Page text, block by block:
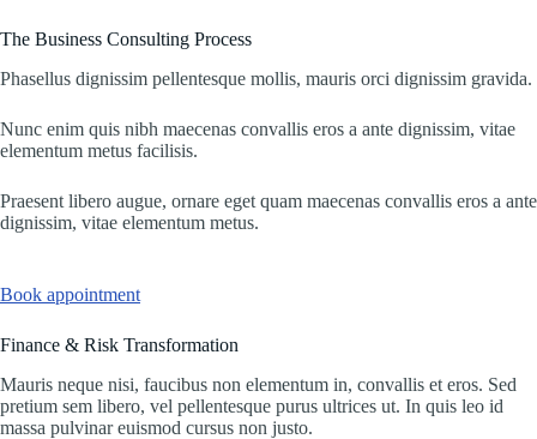
The Business Consulting Process
Phasellus dignissim pellentesque mollis, mauris orci dignissim gravida.
Nunc enim quis nibh maecenas convallis eros a ante dignissim, vitae
elementum metus facilisis.
Praesent libero augue, ornare eget quam maecenas convallis eros a ante
dignissim, vitae elementum metus.
Book appointment
Finance & Risk Transformation
Mauris neque nisi, faucibus non elementum in, convallis et eros. Sed
pretium sem libero, vel pellentesque purus ultrices ut. In quis leo id
massa pulvinar euismod cursus non justo.